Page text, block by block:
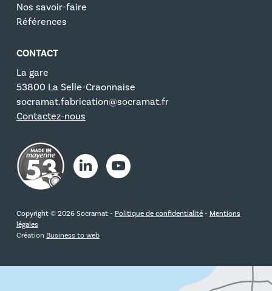
Nos savoir-faire
Références
CONTACT
La gare
53800 La Selle-Craonnaise
socramat.fabrication@socramat.fr
Contactez-nous
Copyright © 2026 Socramat - Politique de confidentialité- Mentions
légales
Création Business to web